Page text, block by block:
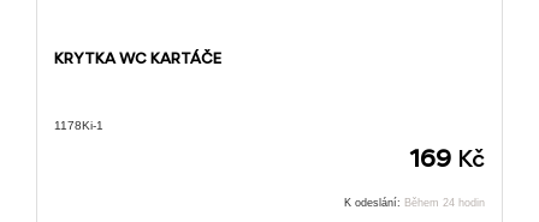
KRYTKA WC KARTÁČE
1178Ki-1
169 Kč
K odeslání: Během 24 hodin